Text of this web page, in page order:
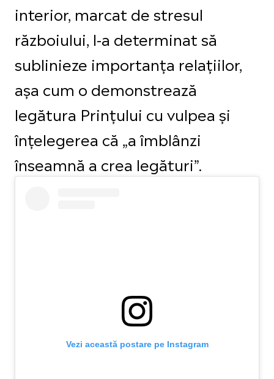
interior, marcat de stresul
războiului, l-a determinat să
sublinieze importanța relațiilor,
așa cum o demonstrează
legătura Prințului cu vulpea și
înțelegerea că „a îmblânzi
înseamnă a crea legături”.
Vezi această postare pe Instagram